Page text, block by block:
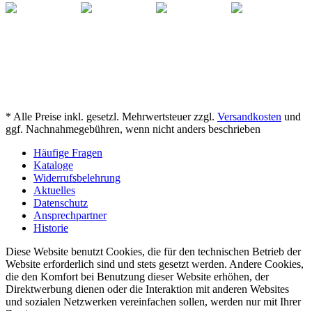
* Alle Preise inkl. gesetzl. Mehrwertsteuer zzgl. Versandkosten und
ggf. Nachnahmegebühren, wenn nicht anders beschrieben
Häufige Fragen
Kataloge
Widerrufsbelehrung
Aktuelles
Datenschutz
Ansprechpartner
Historie
Diese Website benutzt Cookies, die für den technischen Betrieb der
Website erforderlich sind und stets gesetzt werden. Andere Cookies,
die den Komfort bei Benutzung dieser Website erhöhen, der
Direktwerbung dienen oder die Interaktion mit anderen Websites
und sozialen Netzwerken vereinfachen sollen, werden nur mit Ihrer